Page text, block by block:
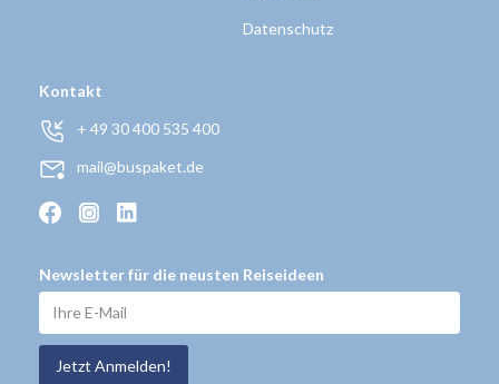
Datenschutz
Kontakt
+ 49 30 400 535 400
mail@buspaket.de
Newsletter für die neusten Reiseideen